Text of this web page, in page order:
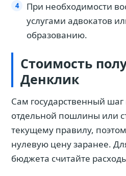
При необходимости
услугами адвокатов
образованию.
Стоимость
Денклик
Сам государственный
отдельной пошлины или
текущему правилу,
нулевую цену заранее.
бюджета считайте